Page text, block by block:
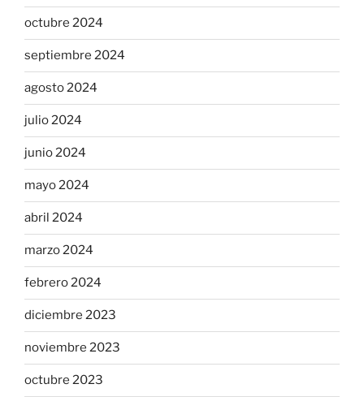
octubre 2024
septiembre 2024
agosto 2024
julio 2024
junio 2024
mayo 2024
abril 2024
marzo 2024
febrero 2024
diciembre 2023
noviembre 2023
octubre 2023